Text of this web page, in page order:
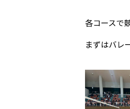
各コースで
まずはバレ